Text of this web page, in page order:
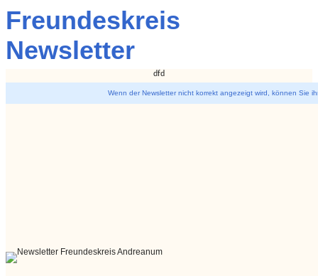
Freundeskreis
Newsletter
dfd
Wenn der Newsletter nicht korrekt angezeigt wird, können Sie